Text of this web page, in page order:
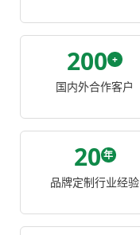
200 +
国内外合作客户
20 年
品牌定制行业经验